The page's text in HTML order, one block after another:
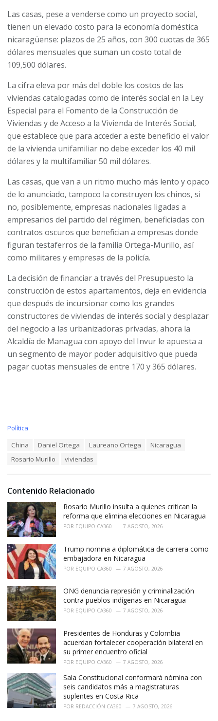
Las casas, pese a venderse como un proyecto social,
tienen un elevado costo para la economía doméstica
nicaragüense: plazos de 25 años, con 300 cuotas de 365
dólares mensuales que suman un costo total de
109,500 dólares.
La cifra eleva por más del doble los costos de las
viviendas catalogadas como de interés social en la Ley
Especial para el Fomento de la Construcción de
Viviendas y de Acceso a la Vivienda de Interés Social,
que establece que para acceder a este beneficio el valor
de la vivienda unifamiliar no debe exceder los 40 mil
dólares y la multifamiliar 50 mil dólares.
Las casas, que van a un ritmo mucho más lento y opaco
de lo anunciado, tampoco la construyen los chinos, si
no, posiblemente, empresas nacionales ligadas a
empresarios del partido del régimen, beneficiadas con
contratos oscuros que benefician a empresas donde
figuran testaferros de la familia Ortega-Murillo, así
como militares y empresas de la policía.
La decisión de financiar a través del Presupuesto la
construcción de estos apartamentos, deja en evidencia
que después de incursionar como los grandes
constructores de viviendas de interés social y desplazar
del negocio a las urbanizadoras privadas, ahora la
Alcaldía de Managua con apoyo del Invur le apuesta a
un segmento de mayor poder adquisitivo que pueda
pagar cuotas mensuales de entre 170 y 365 dólares.
C
i
:
Política
China Daniel Ortega Laureano Ortega
Nicaragua
Rosario Murillo
viviendas
Contenido Relacionado
Rosario Murillo insulta a quienes critican la
reforma que elimina elecciones en Nicaragua
POR EQUIPO CA360 7 AGOSTO, 2026
Trump nomina a diplomática de carrera como
embajadora en Nicaragua
POR EQUIPO CA360 7 AGOSTO, 2026
ONG denuncia represión y criminalización
contra pueblos indígenas en Nicaragua
POR EQUIPO CA360 7 AGOSTO, 2026
Presidentes de Honduras y Colombia
acuerdan fortalecer cooperación bilateral en
su primer encuentro oficial
POR EQUIPO CA360 7 AGOSTO, 2026
Sala Constitucional conformará nómina con
seis candidatos más a magistraturas
suplentes en Costa Rica
POR REDACCIÓN CA360 7 AGOSTO, 2026